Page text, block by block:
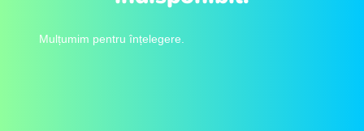
Mulțumim pentru înțelegere.